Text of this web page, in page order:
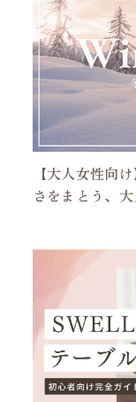
【大人女性向
さをまとう、